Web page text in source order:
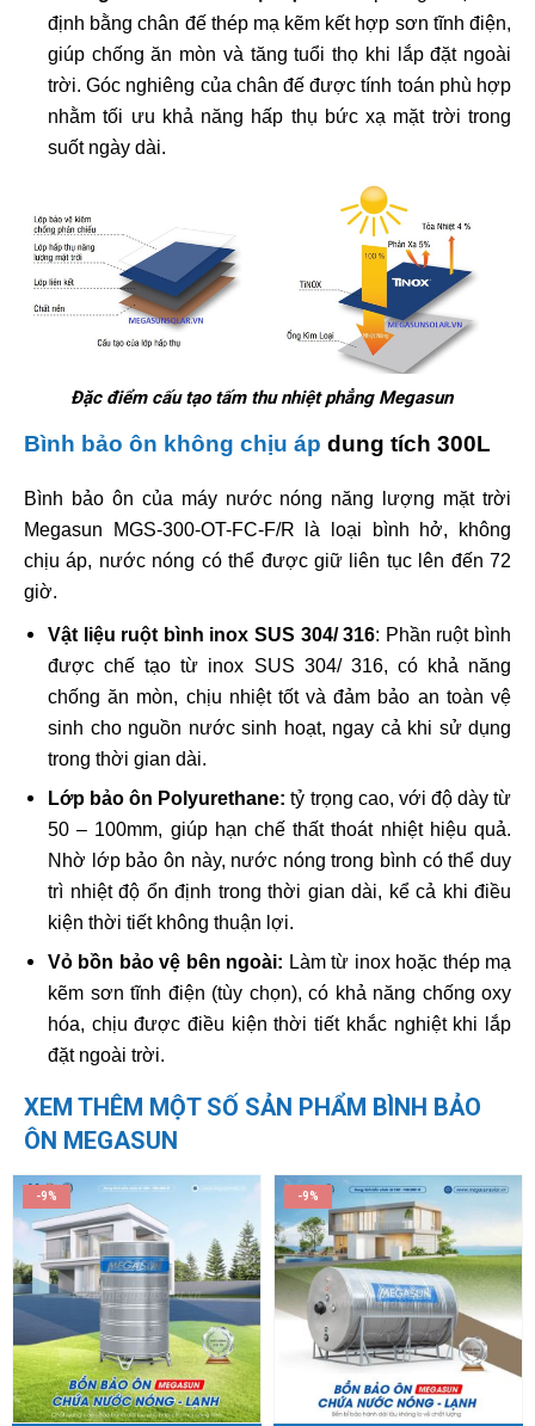
định bằng chân đế thép mạ kẽm kết hợp sơn tĩnh điện,
giúp chống ăn mòn và tăng tuổi thọ khi lắp đặt ngoài
trời. Góc nghiêng của chân đế được tính toán phù hợp
nhằm tối ưu khả năng hấp thụ bức xạ mặt trời trong
suốt ngày dài.
Đặc điểm cấu tạo tấm thu nhiệt phẳng Megasun
Bình bảo ôn không chịu áp dung tích 300L
Bình bảo ôn của máy nước nóng năng lượng mặt trời
Megasun MGS-300-OT-FC-F/R là loại bình hở, không
chịu áp, nước nóng có thể được giữ liên tục lên đến 72
giờ.
Vật liệu ruột bình inox SUS 304/ 316: Phần ruột bình
được chế tạo từ inox SUS 304/ 316, có khả năng
chống ăn mòn, chịu nhiệt tốt và đảm bảo an toàn vệ
sinh cho nguồn nước sinh hoạt, ngay cả khi sử dụng
trong thời gian dài.
Lớp bảo ôn Polyurethane:tỷ trọng cao, với độ dày từ
50 – 100mm, giúp hạn chế thất thoát nhiệt hiệu quả.
Nhờ lớp bảo ôn này, nước nóng trong bình có thể duy
trì nhiệt độ ổn định trong thời gian dài, kể cả khi điều
kiện thời tiết không thuận lợi.
Vỏ bồn bảo vệ bên ngoài: Làm từ inox hoặc thép mạ
kẽm sơn tĩnh điện (tùy chọn), có khả năng chống oxy
hóa, chịu được điều kiện thời tiết khắc nghiệt khi lắp
đặt ngoài trời.
XEM THÊM MỘT SỐ SẢN PHẨM BÌNH BẢO
ÔN MEGASUN
-9% -9%